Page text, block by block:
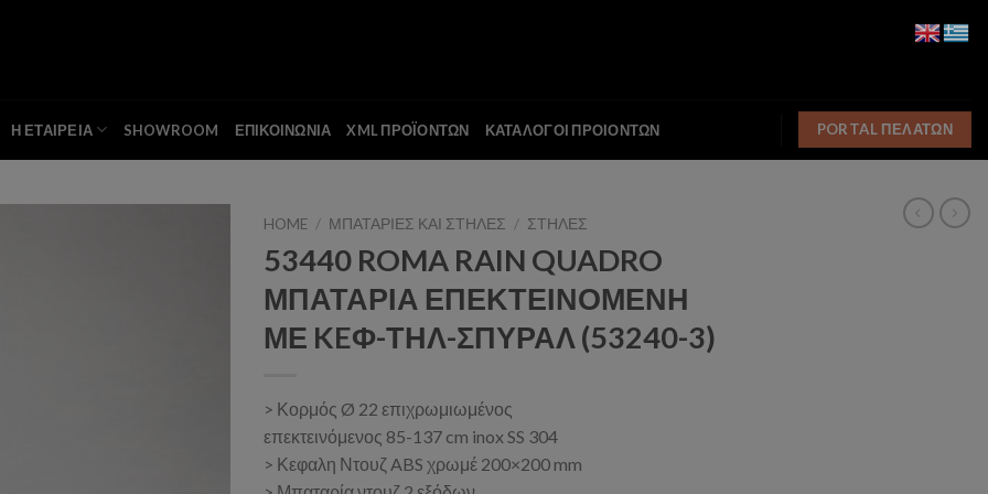
Η ΕΤΑΙΡΕΙΑ SHOWROOM ΕΠΙΚΟΙΝΩΝΙΑ XML ΠΡΟΪΟΝΤΩΝ ΚΑΤΑΛΟΓΟΙ ΠΡΟΙΟΝΤΩΝ PORTAL ΠΕΛΑΤΩΝ
HOME / ΜΠΑΤΑΡΙΕΣ ΚΑΙ ΣΤΗΛΕΣ / ΣΤΗΛΕΣ
53440 ROMA RAIN QUADRO
ΜΠΑΤΑΡΙΑ ΕΠΕΚΤΕΙΝΟΜΕΝΗ
ΜΕ KEΦ-ΤΗΛ-ΣΠΥΡΑΛ (53240-3)
> Κορμός Ø 22 επιχρωμιωμένος
επεκτεινόμενος 85-137 cm inox SS 304
> Κεφαλη Ντουζ ABS χρωμέ 200×200 mm